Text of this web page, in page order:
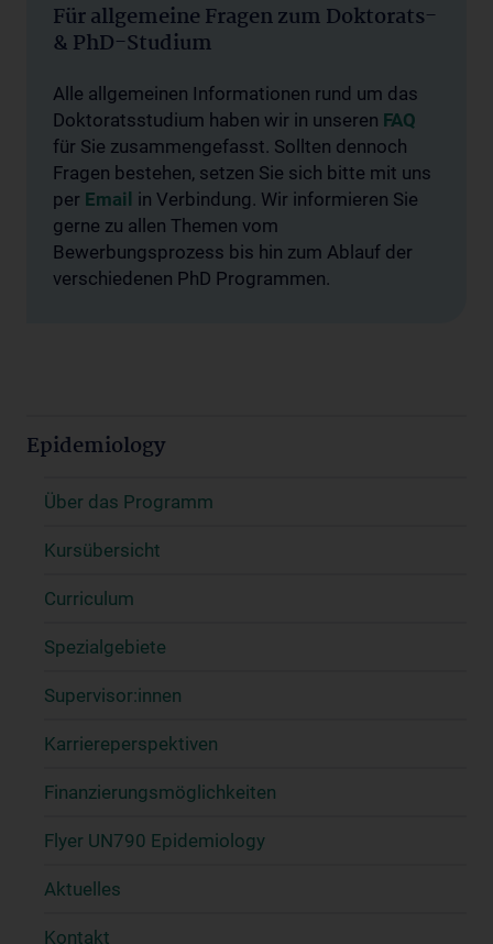
Für allgemeine Fragen zum Doktorats-
& PhD-Studium
Alle allgemeinen Informationen rund um das
Doktoratsstudium haben wir in unseren FAQ
für Sie zusammengefasst. Sollten dennoch
Fragen bestehen, setzen Sie sich bitte mit uns
per Email in Verbindung. Wir informieren Sie
gerne zu allen Themen vom
Bewerbungsprozess bis hin zum Ablauf der
verschiedenen PhD Programmen.
Epidemiology
Über das Programm
Kursübersicht
Curriculum
Spezialgebiete
Supervisor:innen
Karriereperspektiven
Finanzierungsmöglichkeiten
Flyer UN790 Epidemiology
Aktuelles
Kontakt